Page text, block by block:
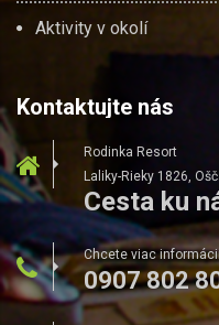
Aktivity v okolí
Kontaktujte nás
Rodinka Resort
Laliky-Rieky 1826,
Cesta ku
Chcete viac
0907 802